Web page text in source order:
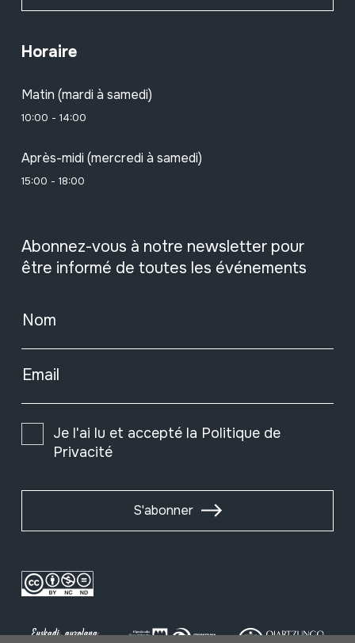
Horaire
Matin (mardi à samedi)
10:00 - 14:00
Après-midi (mercredi à samedi)
15:00 - 18:00
Abonnez-vous à notre newsletter pour
être informé de toutes les événements
Nom
Email
Je l'ai lu et accepté la Politique de
Privacité
S'abonner